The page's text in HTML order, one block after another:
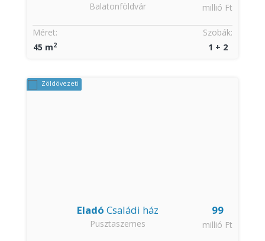
millió Ft
Balatonföldvár
Szobák:
1 + 2
Méret:
45 m2
Zöldövezeti
99
millió Ft
Eladó Családi ház
Pusztaszemes